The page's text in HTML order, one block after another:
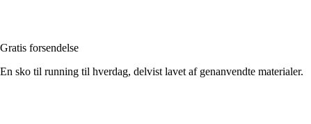
Gratis forsendelse
En sko til running til hverdag, delvist lavet af genanvendte materialer.